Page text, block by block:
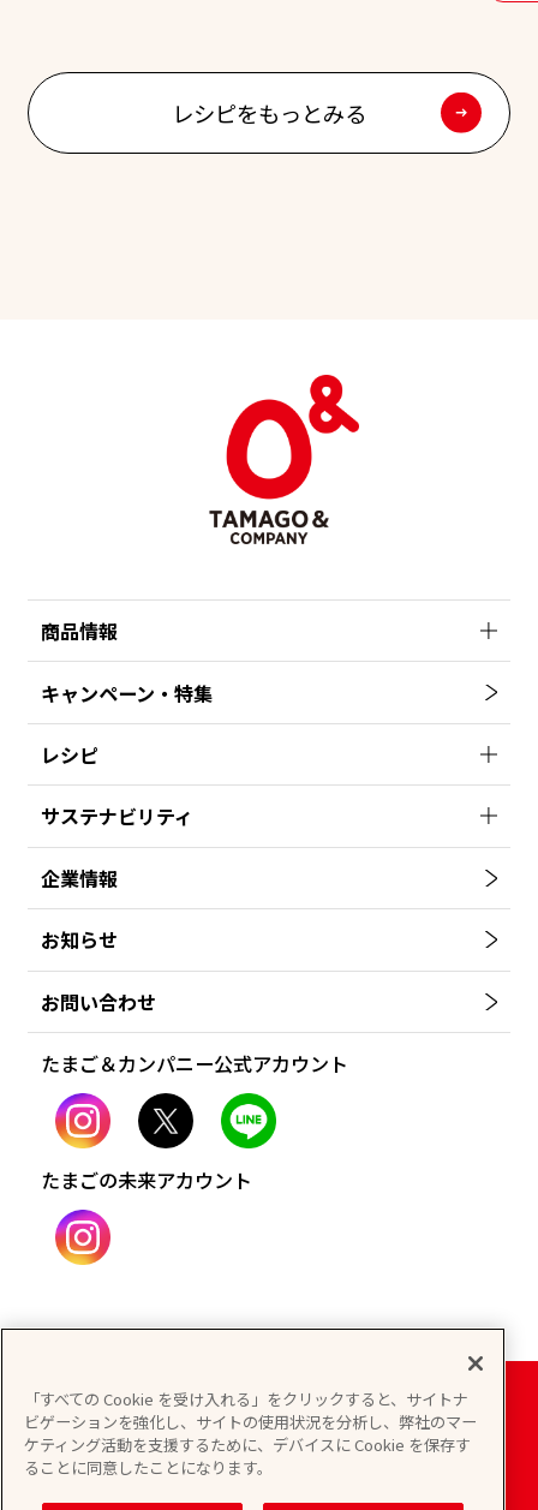
レシピをもっとみる
商品情報
キャンペーン・特集
レシピ
サステナビリティ
企業情報
お知らせ
お問い合わせ
たまご＆カンパニー公式アカウント
たまごの未来アカウント
個人情報保護方針
情報セキュリティ基本方針
「すべての Cookie を受け入れる」をクリックすると、サイトナ
ビゲーションを強化し、サイトの使用状況を分析し、弊社のマー
ケティング活動を支援するために、デバイスに Cookie を保存す
ることに同意したことになります。